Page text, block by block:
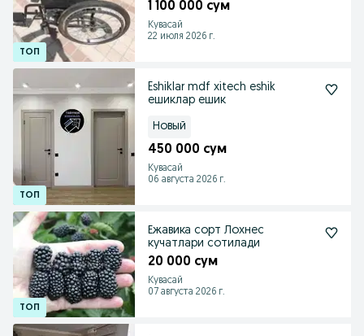
1 100 000 сум
Кувасай
22 июля 2026 г.
Eshiklar mdf xitech eshik
ешиклар ешик
Новый
450 000 сум
Кувасай
06 августа 2026 г.
Ежавика сорт Лохнес
кучатлари сотилади
20 000 сум
Кувасай
07 августа 2026 г.